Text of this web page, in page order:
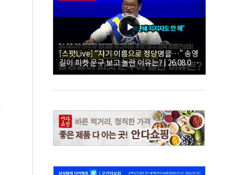
[스팟Live] “자기 이름으로 정당명을…” 송영
길이 피켓 문구 보고 놀란 이유는? | 26.08.09
더불어민주당 당대표·최고위원 후보 대구·경